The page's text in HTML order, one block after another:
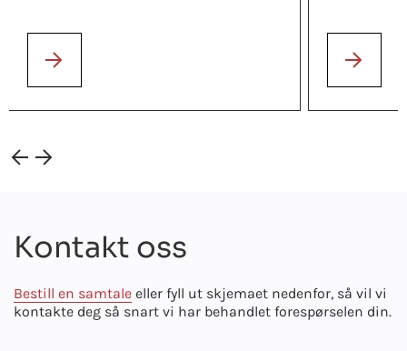
Kontakt oss
Bestill en samtale eller fyll ut skjemaet nedenfor, så vil vi
kontakte deg så snart vi har behandlet forespørselen din.